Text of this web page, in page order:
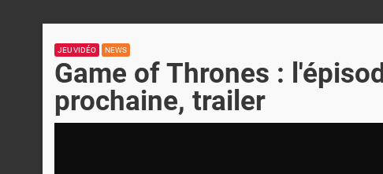
JEU VIDÉO NEWS
Game of Thrones :
prochaine, trailer